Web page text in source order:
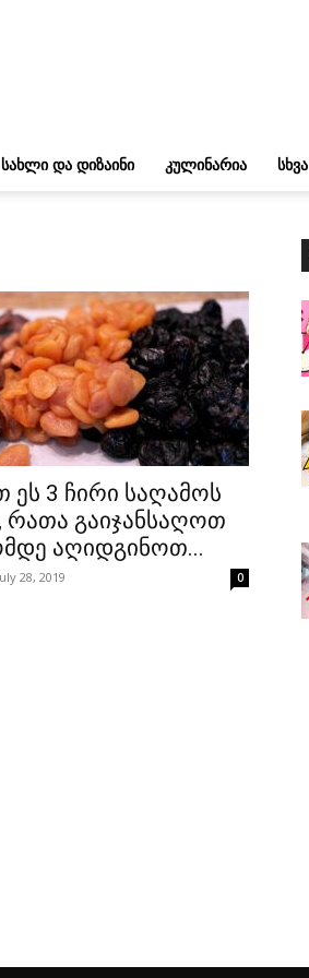
ᲡᲐᲮᲚᲘ ᲓᲐ ᲓᲘᲖᲐᲘᲜᲘ ᲙᲣᲚᲘᲜᲐᲠᲘᲐ ᲡᲮᲕᲐ
ეს 3 ჩირი საღამოს
რათა გაიჯანსაღოთ
აღიდგინოთ...
28, 2019 0